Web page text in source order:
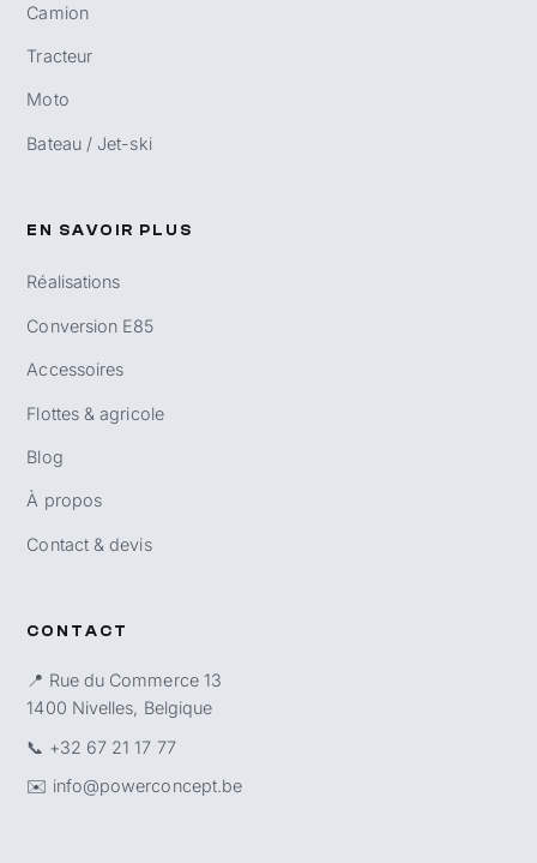
Camion
Tracteur
Moto
Bateau / Jet-ski
EN SAVOIR PLUS
Réalisations
Conversion E85
Accessoires
Flottes & agricole
Blog
À propos
Contact & devis
CONTACT
📍 Rue du Commerce 13
1400 Nivelles, Belgique
📞 +32 67 21 17 77
✉️ info@powerconcept.be